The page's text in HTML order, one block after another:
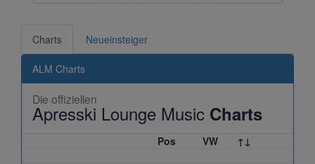
Charts Neueinsteiger
ALM Charts
Die offiziellen
Apresski Lounge Music Charts
Pos VW ↑↓